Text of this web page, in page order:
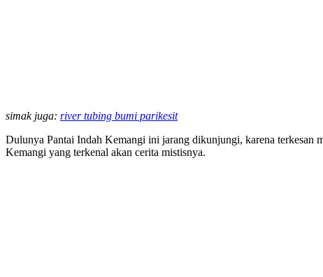
simak juga: river tubing bumi parikesit
Dulunya Pantai Indah Kemangi ini jarang dikunjungi, karena terkesan
Kemangi yang terkenal akan cerita mistisnya.